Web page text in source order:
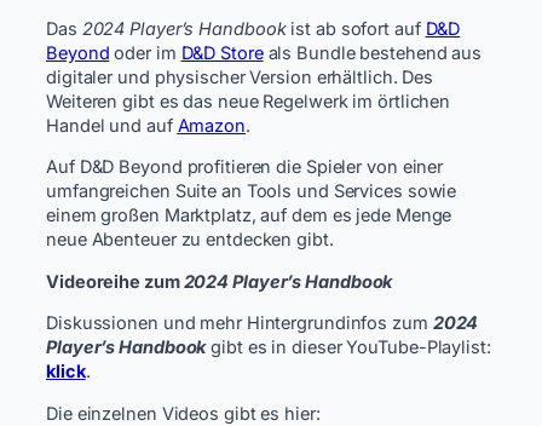
Das 2024 Player’s Handbookist ab sofort auf D&D
Beyond oder im D&D Storeals Bundle bestehend aus
digitaler und physischer Version erhältlich. Des
Weiteren gibt es das neue Regelwerk im örtlichen
Handel und auf Amazon.
Auf D&D Beyond profitieren die Spieler von einer
umfangreichen Suite an Tools und Services sowie
einem großen Marktplatz, auf dem es jede Menge
neue Abenteuer zu entdecken gibt.
Videoreihe zum2024 Player’s Handbook
Diskussionen und mehr Hintergrundinfos zum 2024
Player’s Handbookgibt es in dieser YouTube-Playlist:
klick.
Die einzelnen Videos gibt es hier: